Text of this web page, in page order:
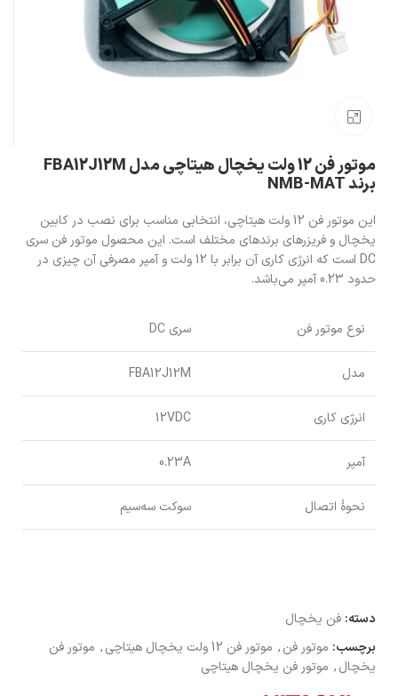
موتور فن 12 ولت یخچال هیتاچی مدل FBA12J12M
برند NMB-MAT
این موتور فن 12 ولت هیتاچی، انتخابی مناسب برای نصب در کابین
یخچال و فریزرهای برندهای مختلف است. این محصول موتور فن سری
DC است که انرژی کاری آن برابر با 12 ولت و آمپر مصرفی آن چیزی در
حدود 0.23 آمپر می‌باشد.
نوع موتور فن سری DC
مدل FBA12J12M
انرژی کاری 12VDC
آمپر 0.23A
نحوۀ اتصال سوکت سه‌سیم
دسته: فن یخچال
برچسب: موتور فن, موتور فن 12 ولت یخچال هیتاچی , موتور فن
یخچال, موتور فن یخچال هیتاچی